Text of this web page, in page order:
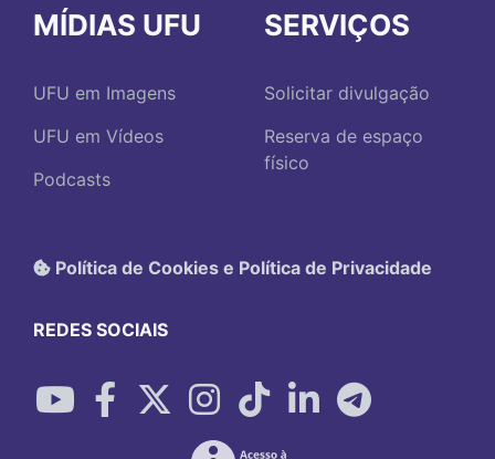
MÍDIAS UFU
UFU em Imagens
UFU em Vídeos
Podcasts
SERVIÇOS
Solicitar divulgação
Reserva de espaço
físico
Política de Cookies e Política de Privacidade
REDES SOCIAIS